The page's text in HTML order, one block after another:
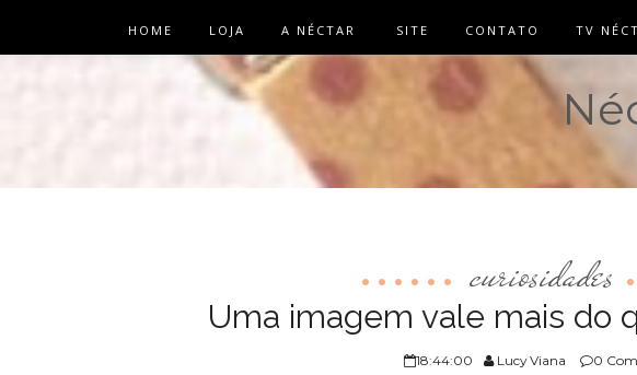
HOME LOJA A NÉCTAR SITE CONTATO TV
curiosidades
Uma imagem vale mais do
18:44:00 Lucy Viana 0